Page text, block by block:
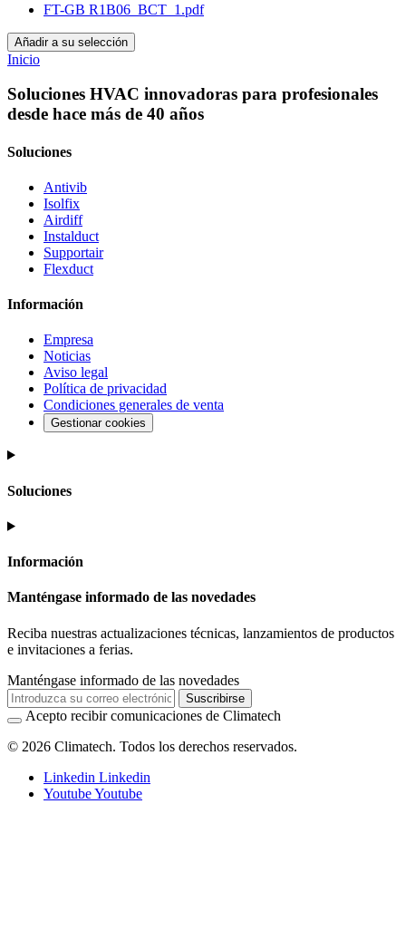
FT-GB R1B06_BCT_1.pdf
Añadir a su selección
Inicio
Soluciones HVAC innovadoras para profesionales
desde hace más de 40 años
Soluciones
Antivib
Isolfix
Airdiff
Instalduct
Supportair
Flexduct
Información
Empresa
Noticias
Aviso legal
Política de privacidad
Condiciones generales de venta
Gestionar cookies
Soluciones
Información
Manténgase informado de las novedades
Reciba nuestras actualizaciones técnicas, lanzamientos de productos
e invitaciones a ferias.
Manténgase informado de las novedades
Suscribirse
Acepto recibir comunicaciones de Climatech
© 2026 Climatech. Todos los derechos reservados.
Linkedin Linkedin
YoutubeYoutube